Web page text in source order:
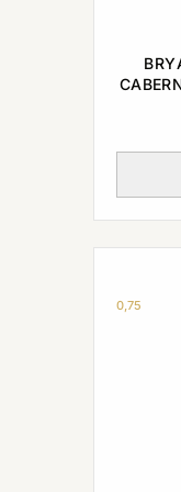
0,75